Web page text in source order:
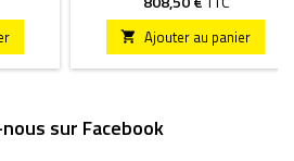
 Ajouter au panier
sur Facebook